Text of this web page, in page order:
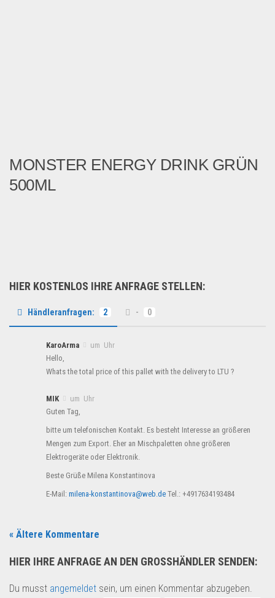
MONSTER ENERGY DRINK GRÜN
500ML
HIER KOSTENLOS IHRE ANFRAGE STELLEN:
Händleranfragen: 2 - 0
KaroArma
um Uhr
Hello,
Whats the total price of this pallet with the delivery to LTU ?
MIK
um Uhr
Guten Tag,
bitte um telefonischen Kontakt. Es besteht Interesse an größeren
Mengen zum Export. Eher an Mischpaletten ohne größeren
Elektrogeräte oder Elektronik.
Beste Grüße Milena Konstantinova
E-Mail: milena-konstantinova@web.de Tel.: +4917634193484
« Ältere Kommentare
HIER IHRE ANFRAGE AN DEN GROSSHÄNDLER SENDEN:
Du musst angemeldet sein, um einen Kommentar abzugeben.